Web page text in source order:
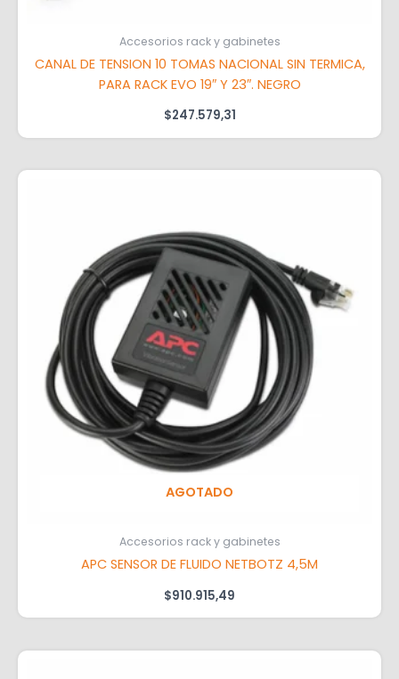
Accesorios rack y gabinetes
CANAL DE TENSION 10 TOMAS NACIONAL SIN TERMICA,
PARA RACK EVO 19″ Y 23″. NEGRO
$247.579,31
AGOTADO
Accesorios rack y gabinetes
APC SENSOR DE FLUIDO NETBOTZ 4,5M
$910.915,49